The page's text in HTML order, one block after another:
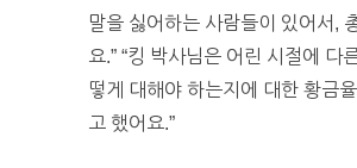
말을 싫어하는 사람들이 있어서,
요.” “킹 박사님은 어린 시절에 다
떻게 대해야 하는지에 대한 황금
고 했어요.”